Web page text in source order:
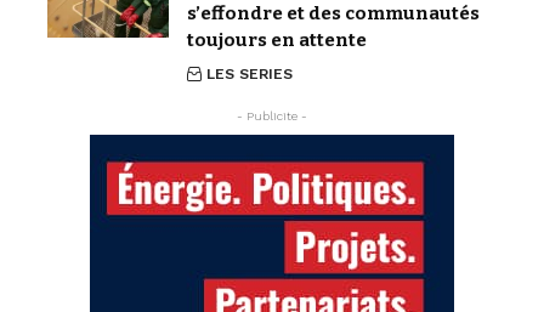
s’effondre et des communautés
toujours en attente
LES SERIES
- Publicite -